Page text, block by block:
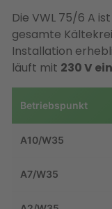
Die VWL 75/6 A
gesamte
Installation
läuft mit 230 V
Betriebspunkt
A10/W35
A7/W35